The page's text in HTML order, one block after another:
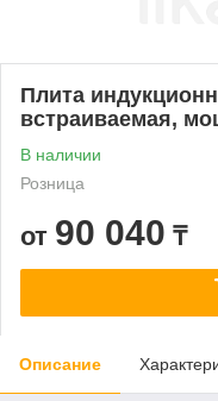
Плита
встраиваемая,
В наличии
Розница
от 90 040 ₸
Описание